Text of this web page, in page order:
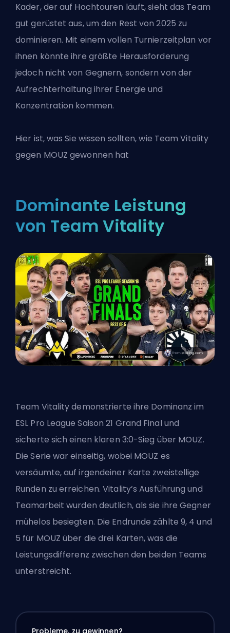
Kader, der auf Hochtouren läuft, sieht das Team
gut gerüstet aus, um den Rest von 2025 zu
dominieren. Mit einem vollen Turnierzeitplan vor
ihnen könnte ihre größte Herausforderung
jedoch nicht von Gegnern, sondern von der
Aufrechterhaltung ihrer Energie und
Konzentration kommen.
Hier ist, was Sie wissen sollten, wie Team Vitality
gegen MOUZ gewonnen hat
Dominante Leistung
von Team Vitality
Team Vitality demonstrierte ihre Dominanz im
ESL Pro League Saison 21 Grand Final und
sicherte sich einen klaren 3:0-Sieg über MOUZ.
Die Serie war einseitig, wobei MOUZ es
versäumte, auf irgendeiner Karte zweistellige
Runden zu erreichen.Vitality’sAusführung und
Teamarbeit wurden deutlich, als sie ihre Gegner
mühelos besiegten. Die Endrunde zählte 9, 4 und
5 für MOUZ über die drei Karten, was die
Leistungsdifferenz zwischen den beiden Teams
unterstreicht.